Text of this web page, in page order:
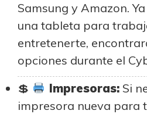
Samsung y Amazon.
una tableta para
entretenerte,
opciones durante el
Impresoras:Si
impresora nueva para